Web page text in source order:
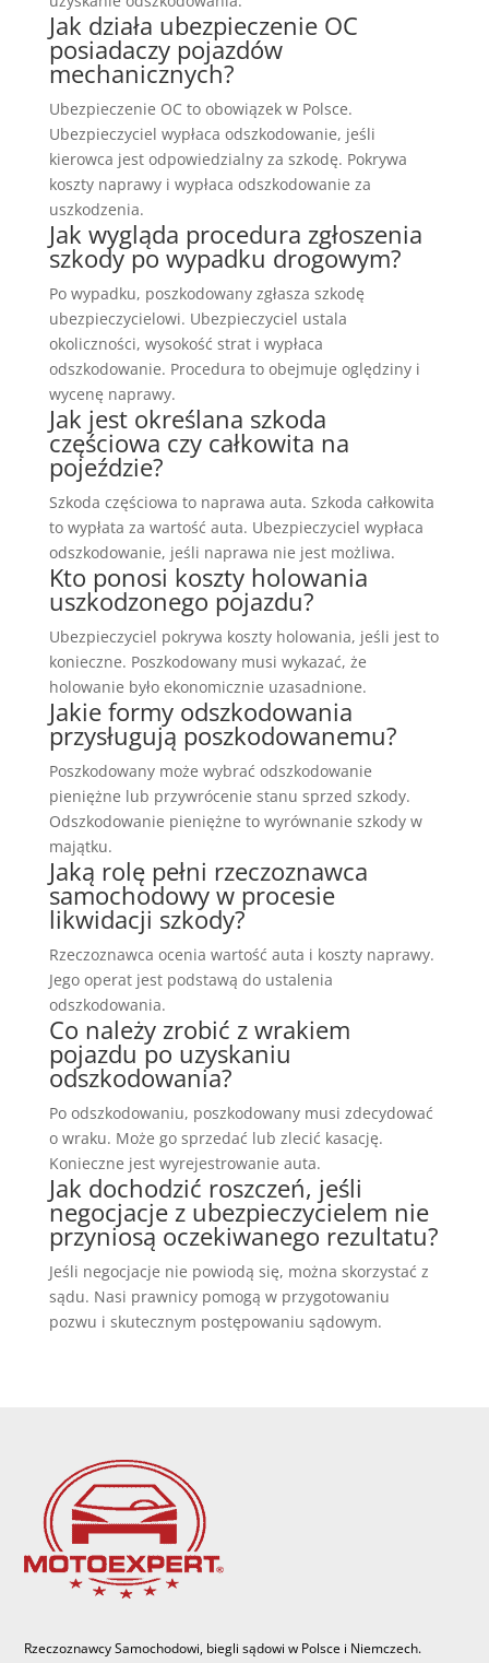
Jak działa ubezpieczenie OC
posiadaczy pojazdów
mechanicznych?
Ubezpieczenie OC to obowiązek w Polsce.
Ubezpieczyciel wypłaca odszkodowanie, jeśli
kierowca jest odpowiedzialny za szkodę. Pokrywa
koszty naprawy i wypłaca odszkodowanie za
uszkodzenia.
Jak wygląda procedura zgłoszenia
szkody po wypadku drogowym?
Po wypadku, poszkodowany zgłasza szkodę
ubezpieczycielowi. Ubezpieczyciel ustala
okoliczności, wysokość strat i wypłaca
odszkodowanie. Procedura to obejmuje oględziny i
wycenę naprawy.
Jak jest określana szkoda
częściowa czy całkowita na
pojeździe?
Szkoda częściowa to naprawa auta. Szkoda całkowita
to wypłata za wartość auta. Ubezpieczyciel wypłaca
odszkodowanie, jeśli naprawa nie jest możliwa.
Kto ponosi koszty holowania
uszkodzonego pojazdu?
Ubezpieczyciel pokrywa koszty holowania, jeśli jest to
konieczne. Poszkodowany musi wykazać, że
holowanie było ekonomicznie uzasadnione.
Jakie formy odszkodowania
przysługują poszkodowanemu?
Poszkodowany może wybrać odszkodowanie
pieniężne lub przywrócenie stanu sprzed szkody.
Odszkodowanie pieniężne to wyrównanie szkody w
majątku.
Jaką rolę pełni rzeczoznawca
samochodowy w procesie
likwidacji szkody?
Rzeczoznawca ocenia wartość auta i koszty naprawy.
Jego operat jest podstawą do ustalenia
odszkodowania.
Co należy zrobić z wrakiem
pojazdu po uzyskaniu
odszkodowania?
Po odszkodowaniu, poszkodowany musi zdecydować
o wraku. Może go sprzedać lub zlecić kasację.
Konieczne jest wyrejestrowanie auta.
Jak dochodzić roszczeń, jeśli
negocjacje z ubezpieczycielem nie
przyniosą oczekiwanego rezultatu?
Jeśli negocjacje nie powiodą się, można skorzystać z
sądu. Nasi prawnicy pomogą w przygotowaniu
pozwu i skutecznym postępowaniu sądowym.
Rzeczoznawcy Samochodowi, biegli sądowi w Polsce i Niemczech.